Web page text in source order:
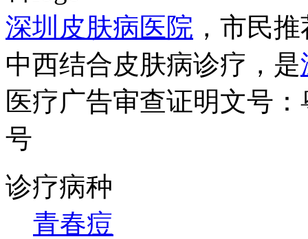
深圳皮肤病医院 ，市民
中西结合皮肤病诊疗，是
医疗广告审查证明文号
号
诊疗病种
青春痘